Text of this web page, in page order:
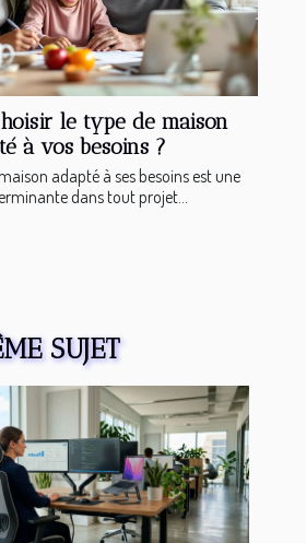
le type de maison
à vos besoins ?
adapté à ses besoins est une
dans tout projet...
SUJET